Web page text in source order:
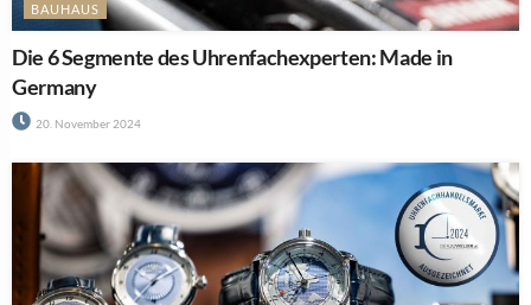
BAUHAUS
Die 6 Segmente des Uhrenfachexperten: Made in
Germany
20. November 2024